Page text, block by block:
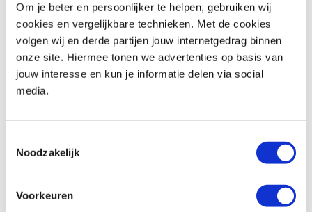
Om je beter en persoonlijker te helpen, gebruiken wij
cookies en vergelijkbare technieken. Met de cookies
volgen wij en derde partijen jouw internetgedrag binnen
onze site. Hiermee tonen we advertenties op basis van
jouw interesse en kun je informatie delen via social
media.
Noodzakelijk
Voorkeuren
BMW
F 900 R
€ 10.490,-
Uit2026
Honda
ADV 350
€ 8.299,-